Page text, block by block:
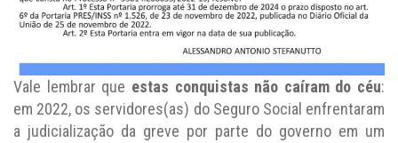
Vale lembrar que estas conquistas não caíram do céu:
em 2022, os servidores(as) do Seguro Social enfrentaram
a judicialização da greve por parte do governo em um